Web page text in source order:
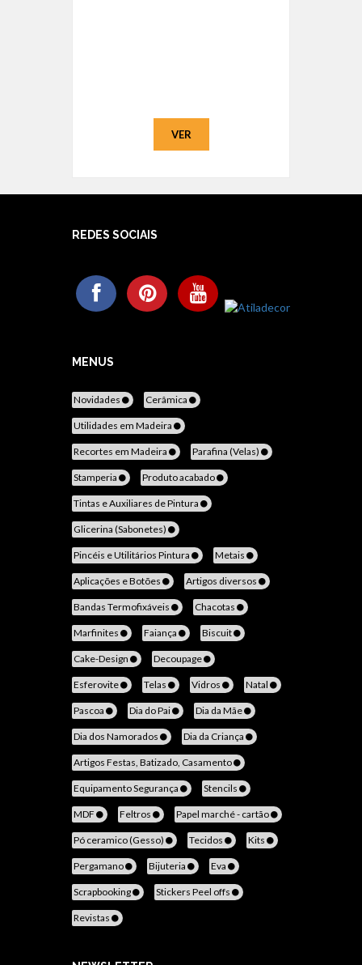
VER
REDES SOCIAIS
MENUS
Novidades Cerâmica
Utilidades em Madeira
Recortes em Madeira Parafina (Velas)
Stamperia Produto acabado
Tintas e Auxiliares de Pintura
Glicerina (Sabonetes)
Pincéis e Utilitários Pintura Metais
Aplicações e Botões Artigos diversos
Bandas Termofixáveis Chacotas
Marfinites Faiança Biscuit
Cake-Design Decoupage
Esferovite Telas Vidros Natal
Pascoa Dia do Pai Dia da Mãe
Dia dos Namorados Dia da Criança
Artigos Festas, Batizado, Casamento
Equipamento Segurança Stencils
MDF Feltros Papel marché - cartão
Pó ceramico (Gesso) Tecidos Kits
Pergamano Bijuteria Eva
Scrapbooking Stickers Peel offs
Revistas